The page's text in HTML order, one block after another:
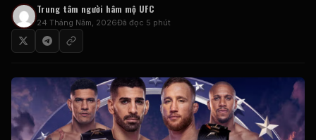
Trung tâm người hâm mộ UFC
24 Tháng Năm, 2026Đã đọc 5 phút